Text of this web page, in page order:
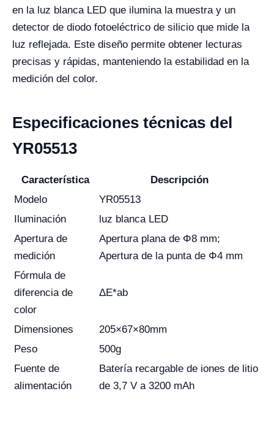
en la luz blanca LED que ilumina la muestra y un
detector de diodo fotoeléctrico de silicio que mide la
luz reflejada. Este diseño permite obtener lecturas
precisas y rápidas, manteniendo la estabilidad en la
medición del color.
Especificaciones técnicas del
YR05513
Característica
Descripción
Modelo
YR05513
Iluminación
luz blanca LED
Apertura de
medición
Apertura plana de Φ8 mm;
Apertura de la punta de Φ4 mm
Fórmula de
diferencia de
color
ΔE*ab
Dimensiones
205×67×80mm
Peso
500g
Fuente de
alimentación
Batería recargable de iones de litio
de 3,7 V a 3200 mAh